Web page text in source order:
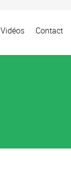
Vidéos Contact